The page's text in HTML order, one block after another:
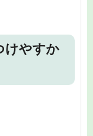
けやすか